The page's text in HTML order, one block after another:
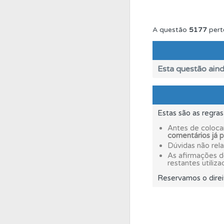
Perfil Saiba no
Use os
Conta Crie uma
A questão 5177
Esta questão
Estas são as
Antes de
comentários já
Dúvidas não
As afirmações
restantes
Reservamos o